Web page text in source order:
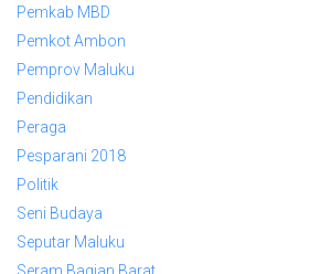
Pemkab MBD
Pemkot Ambon
Pemprov Maluku
Pendidikan
Peraga
Pesparani 2018
Politik
Seni Budaya
Seputar Maluku